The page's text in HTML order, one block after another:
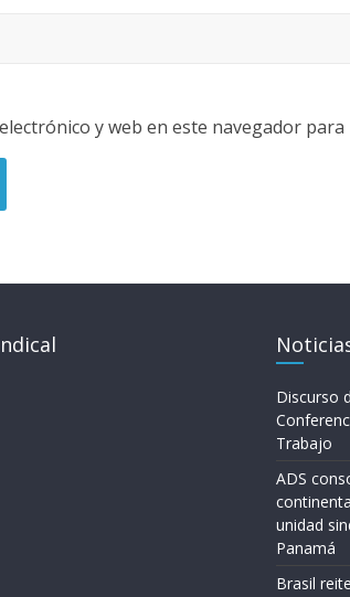
y web en este navegador
Discurso
Trabajo
ADS
unidad
Panamá
Brasil